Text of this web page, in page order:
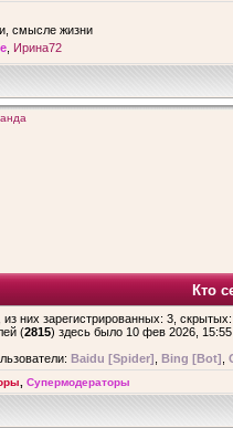
смысле жизни
Ирина72
Кто
, из них зарегистрированных: 3,
(2815) здесь было 10 фев 2026, 15:55
Baidu [Spider] Bing [Bot]
Супермодераторы